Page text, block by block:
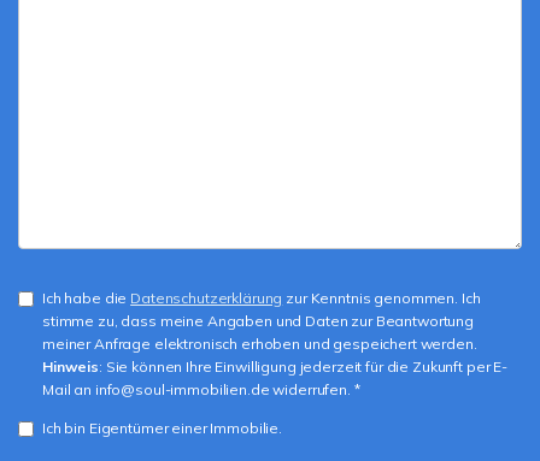
Ich habe die Datenschutzerklärung zur Kenntnis genommen. Ich
stimme zu, dass meine Angaben und Daten zur Beantwortung
meiner Anfrage elektronisch erhoben und gespeichert werden.
Hinweis: Sie können Ihre Einwilligung jederzeit für die Zukunft per E-
Mail an info@soul-immobilien.de widerrufen. *
Ich bin Eigentümer einer Immobilie.